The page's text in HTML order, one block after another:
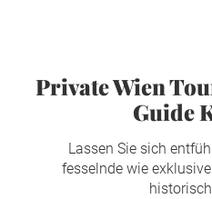
Private Wien
Guide
Lassen Sie sich
fesselnde wie